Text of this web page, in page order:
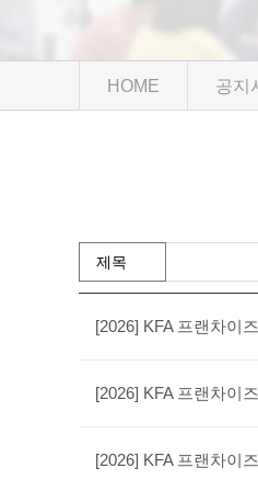
HOME 공지
[2026] KFA 프랜차이
[2026] KFA 프랜차이
[2026] KFA 프랜차이